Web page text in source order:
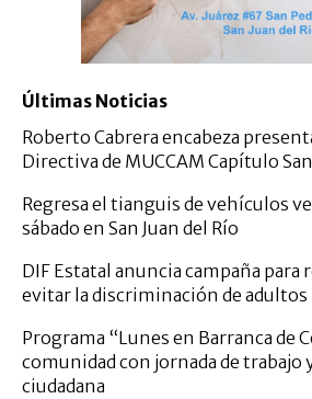
Últimas Noticias
Roberto Cabrera encabeza
Directiva de MUCCAM Capítulo
Regresa el tianguis de vehículos
sábado en San Juan del Río
DIF Estatal anuncia campaña para
evitar la discriminación de adultos
Programa “Lunes en Barranca de
comunidad con jornada de trabajo
ciudadana